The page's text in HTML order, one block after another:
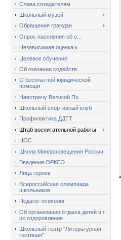
Слава созидателям
Школьный музей
Обращения граждан
Опрос населения об о...
Независимая оценка к...
Целевое обучение
Об оказании содейств...
О бесплатной юридической
помощи
Навстречу Великой По...
Школьный спортивный клуб
Профилактика ДДТТ
Штаб воспитательной работы
ЦОС
Школа Минпросвещения России
Введение ОРКСЭ
Лица героев
Всероссийская олимпиада
школьников
Педагог-психолог
Об организации отдыха детей и
их оздоровления
Школьный театр "Литературная
гостиная"